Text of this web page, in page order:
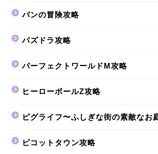
バンの冒険攻略
パズドラ攻略
パーフェクトワールドM攻略
ヒーローボールZ攻略
ピグライフ〜ふしぎな街の素敵なお
ピコットタウン攻略